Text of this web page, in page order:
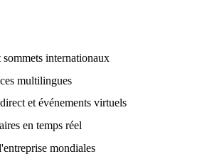
sommets internationaux
multilingues
et événements virtuels
en temps réel
mondiales